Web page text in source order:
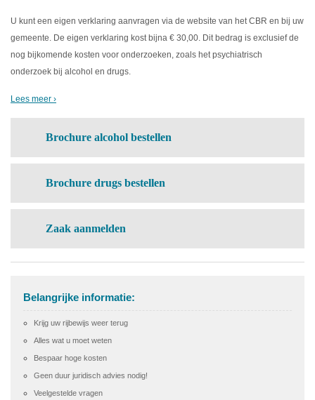
U kunt een eigen verklaring aanvragen via de website van het CBR en bij uw
gemeente. De eigen verklaring kost bijna € 30,00. Dit bedrag is exclusief de
nog bijkomende kosten voor onderzoeken, zoals het psychiatrisch
onderzoek bij alcohol en drugs.
Lees meer ›
Brochure alcohol bestellen
Brochure drugs bestellen
Zaak aanmelden
Belangrijke informatie:
Krijg uw rijbewijs weer terug
Alles wat u moet weten
Bespaar hoge kosten
Geen duur juridisch advies nodig!
Veelgestelde vragen